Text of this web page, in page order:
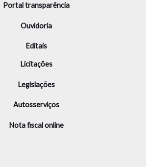
Portal transparência
Ouvidoria
Editais
Licitações
Legislações
Autosserviços
Nota fiscal online